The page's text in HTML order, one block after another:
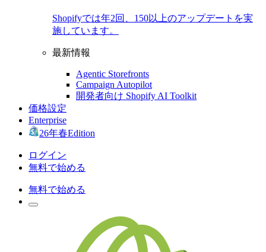
Shopifyでは年2回、150以上のアップデートを実
施しています。
最新情報
Agentic Storefronts
Campaign Autopilot
開発者向け Shopify AI Toolkit
価格設定
Enterprise
26年春Edition
ログイン
無料で始める
無料で始める